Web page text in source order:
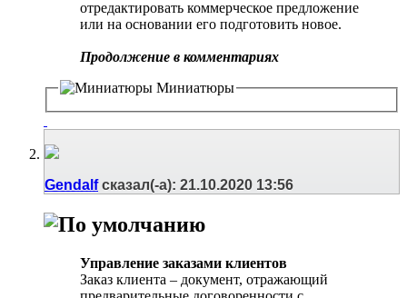
отредактировать коммерческое предложение
или на основании его подготовить новое.
Продолжение в комментариях
Миниатюры
Gendalfсказал(-а): 21.10.2020 13:56
Управление заказами клиентов
Заказ клиента – документ, отражающий